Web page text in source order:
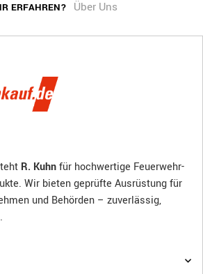
ERFAHREN? Über Uns
R. Kuhnfür hochwertige Feuerwehr-
Wir bieten geprüfte Ausrüstung für
und Behörden – zuverlässig,